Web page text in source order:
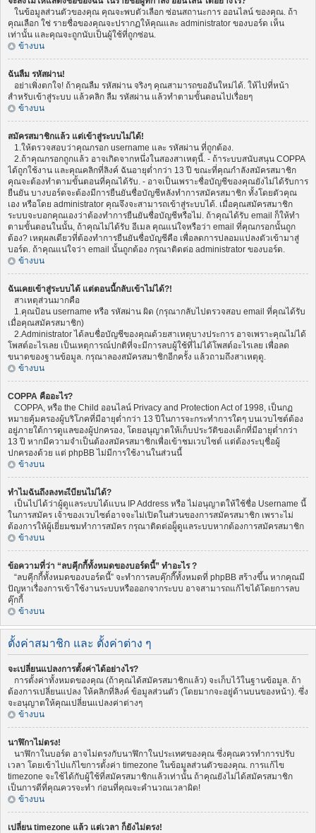
ในข้อมูลส่วนตัวของคุณ คุณจะพบตัวเลือก ซ่อนสถานะการ ออนไลน์ ของคุณ. ถ้า
คุณเลือก ใช่ รายชื่อของคุณจะปรากฏให้คุณและ administrator ของบอร์ด เห็น
เท่านั้น และคุณจะถูกนับเป็นผู้ใช้ที่ถูกซ่อน.
ข้างบน
ฉันลืม รหัสผ่าน!
อย่าเพิ่งตกใจ! ถ้าคุณลืม รหัสผ่าน จริงๆ คุณสามารถขออันใหม่ได้. ให้ไปที่หน้า
สำหรับเข้าสู่ระบบ แล้วคลิก ลืม รหัสผ่าน แล้วทำตามขั้นตอนไปเรื่อยๆ
ข้างบน
สมัครสมาชิกแล้ว แต่เข้าสู่ระบบไม่ได้!
1.ให้ตรวจสอบว่าคุณกรอก username และ รหัสผ่าน ที่ถูกต้อง.
2.ถ้าคุณกรอกถูกแล้ว อาจเกิดจากหนึ่งในสองสาเหตุนี้. - ถ้าระบบสนับสนุน COPPA
ได้ถูกใช้งาน และคุณคลิกที่ลิงค์ ฉันอายุต่ำกว่า 13 ปี ขณะที่คุณกำลังสมัครสมาชิก
คุณจะต้องทำตามขั้นตอนที่คุณได้รับ. - อาจเป็นเพราะชื่อบัญชีของคุณยังไม่ได้รับการ
ยืนยัน บางบอร์ดจะต้องมีการยืนยันชื่อบัญชีหลังทำการสมัครสมาชิก ทั้งโดยตัวคุณ
เอง หรือโดย administrator คุณจึงจะสามารถเข้าสู่ระบบได้. เมื่อคุณสมัครสมาชิก
ระบบจะบอกคุณเองว่าต้องทำการยืนยันชื่อบัญชีหรือไม่. ถ้าคุณได้รับ email ก็ให้ทำ
ตามขั้นตอนในนั้น, ถ้าคุณไม่ได้รับ อีเมล คุณแน่ใจหรือว่า email ที่คุณกรอกนั้นถูก
ต้อง? เหตุผลเดียวที่ต้องทำการยืนยันชื่อบัญชีคือ เพื่อลดการปลอมแปลงตัวเข้ามาสู่
บอร์ด. ถ้าคุณแน่ใจว่า email นั้นถูกต้อง กรุณาติดต่อ administrator ของบอร์ด.
ข้างบน
ฉันเคยเข้าสู่ระบบได้ แต่ตอนนี้กลับเข้าไม่ได้?!
สาเหตุส่วนมากคือ
1.คุณป้อน username หรือ รหัสผ่าน ผิด (กรุณากลับไปตรวจสอบ email ที่คุณได้รับ
เมื่อคุณสมัครสมาชิก)
2.Administrator ได้ลบชื่อบัญชีของคุณด้วยสาเหตุบางประการ อาจเพราะคุณไม่ได้
โพสต์อะไรเลย เป็นเหตุการณ์ปกติที่จะมีการลบผู้ใช้ที่ไม่ได้โพสต์อะไรเลย เพื่อลด
ขนาดของฐานข้อมูล. กรุณาลองสมัครสมาชิกอีกครั้ง แล้วถามถึงสาเหตุดู.
ข้างบน
COPPA คืออะไร?
COPPA, หรือ the Child ออนไลน์ Privacy and Protection Act of 1998, เป็นกฏ
หมายคุ้มครองผู้บริโภคที่มีอายุต่ำกว่า 13 ปีในการจะกระทำการใดๆ บนเวบไซต์ต้อง
อยู่ภายใต้การดูแลของผู้ปกครอง, โดยอนุญาตให้เก็บประวัติของเด็กที่มีอายุต่ำกว่า
13 ปี หากมีความจำเป็นต้องสมัครสมาชิกเพื่อเข้าชมเวบไซต์ แต่ต้องระบุชื่อผู้
ปกครองด้วย แต่ phpBB ไม่มีการใช้งานในส่วนนี้
ข้างบน
ทำไมฉันถึงลงทะเีบียนไม่ได้?
เป็นไปได้ว่าผู้ดูแลระบบได้แบน IP Address หรือ ไม่อนุญาตให้ใช้ชื่อ Username นี้
ในการสมัคร เจ้าของเวบไซต์อาจจะไม่เปิดในส่วนของการสมัครสมาชิก เพราะไม่
ต้องการให้ผู้เยี่ยมชมทำการสมัคร กรุณาติดต่อผู็ดูแลระบบหากต้องการสมัครสมาชิก
ข้างบน
ข้อความที่ว่า “ลบคุีกกี้ทั้งหมดของบอร์ดนี้” ทำอะไร ?
“ลบคุีกกี้ทั้งหมดของบอร์ดนี้” จะทำการลบคุ๊กกี๊ทั้งหมดที่ phpBB สร้างขึ้น หากคุณมี
ปัญหาเรื่องการเข้าใช้งานระบบหรือออกจากระบบ อาจสามารถแก้ไขได้โดยการลบ
คุ๊กกี้
ข้างบน
ตั้งค่าสมาชิก และ ตั้งค่าต่าง ๆ
จะเปลี่ยนแปลงการตั้งค่าได้อย่างไร?
การตั้งค่าทั้งหมดของคุณ (ถ้าคุณได้สมัครสมาชิกแล้ว) จะเก็บไว้ในฐานข้อมูล. ถ้า
ต้องการเปลี่ยนแปลง ให้คลิกที่ลิงค์ ข้อมูลส่วนตัว (โดยมากจะอยู่ด้านบนของหน้า). ซึ่ง
จะอนุญาตให้คุณเปลี่ยนแปลงค่าต่างๆ
ข้างบน
นาฬิกาไม่ตรง!
นาฬิกาในบอร์ด อาจไม่ตรงกับนาฬิกาในประเทศของคุณ ซึ่งคุณควรทำการปรับ
เวลา โดยเข้าไปแก้ไขการตั้งค่า timezone ในข้อมูลส่วนตัวของคุณ. การแก้ไข
timezone จะใช้ได้กับผู้ใช้ที่สมัครสมาชิกแล้วเท่านั้น ถ้าคุณยังไม่ได้สมัครสมาชิก
เป็นการดีที่คุณควรจะทำ ก่อนที่คุณจะคำนวณเวลาผิด!
ข้างบน
เปลี่ยน timezone แล้ว แต่เวลา ก็ยังไม่ตรง!